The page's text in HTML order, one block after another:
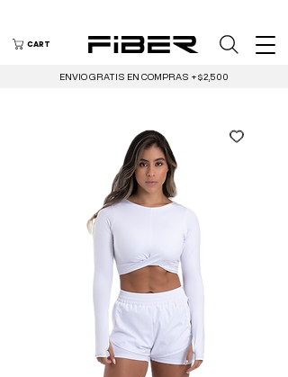
CART
ENVIO GRATIS EN COMPRAS +$2,500